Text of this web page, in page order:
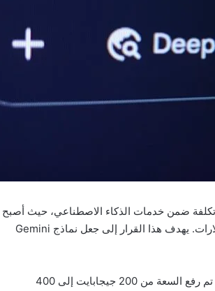
ضمن خدمات الذكاء الاصطناعي، حيث أصبح
سعر خطة Google AI Plus الآن 5 دولارات شهريًا، بعد أن كان 8 دولارات. يهدف هذا القرار إلى جعل نماذج Gemini
تتضمن الخطة الجديدة أيضًا زيادة في سعة التخزين المخصصة، حيث تم رفع السعة من 200 جيجابايت إلى 400